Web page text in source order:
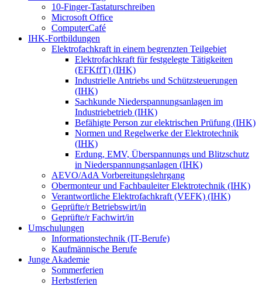
10-Finger-Tastaturschreiben
Microsoft Office
ComputerCafé
IHK-Fortbildungen
Elektrofachkraft in einem begrenzten Teilgebiet
Elektrofachkraft für festgelegte Tätigkeiten
(EFKffT) (IHK)
Industrielle Antriebs und Schützsteuerungen
(IHK)
Sachkunde Niederspannungsanlagen im
Industriebetrieb (IHK)
Befähigte Person zur elektrischen Prüfung (IHK)
Normen und Regelwerke der Elektrotechnik
(IHK)
Erdung, EMV, Überspannungs und Blitzschutz
in Niederspannungsanlagen (IHK)
AEVO/AdA Vorbereitungslehrgang
Obermonteur und Fachbauleiter Elektrotechnik (IHK)
Verantwortliche Elektrofachkraft (VEFK) (IHK)
Geprüfte/r Betriebswirt/in
Geprüfte/r Fachwirt/in
Umschulungen
Informationstechnik (IT-Berufe)
Kaufmännische Berufe
Junge Akademie
Sommerferien
Herbstferien